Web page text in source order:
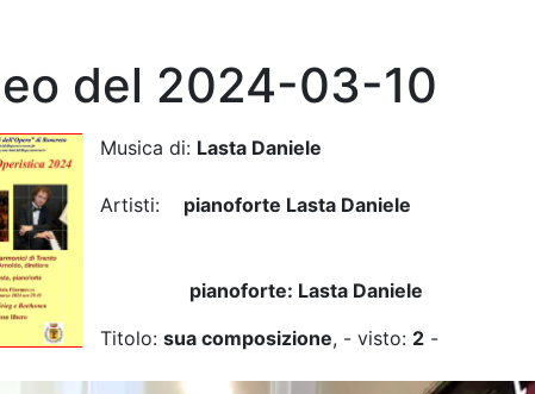
del 2024-03-10
Musica di: Lasta Daniele
Artisti: pianoforte Lasta Daniele
pianoforte: Lasta Daniele
Titolo: sua composizione, - visto: 2 -